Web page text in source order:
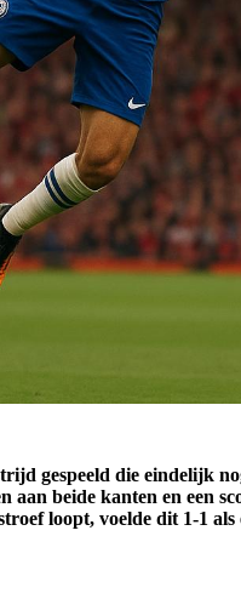
gespeeld die eindelijk
aan beide kanten en een
loopt, voelde dit 1-1 als